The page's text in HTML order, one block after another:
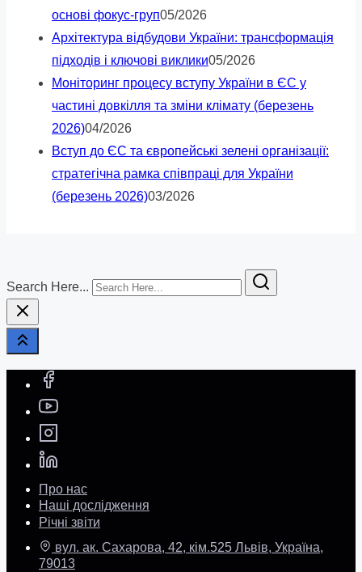
основі фокус-груп05/2026
Архітектура відбудови України: трансформація
підходів і ключові виклики05/2026
Моніторинг процесу вступу України в ЄС у
частині довкілля та зміни клімату (березень
2026)04/2026
Вступ до ЄС та європейські зелені організації:
стратегічна рамка співпраці для України
(березень 2026)03/2026
Search Here...
Про нас
Наші дослідження
Річні звіти
вул. ак. Сахарова, 42, кім.525 Львів, Україна,
79013